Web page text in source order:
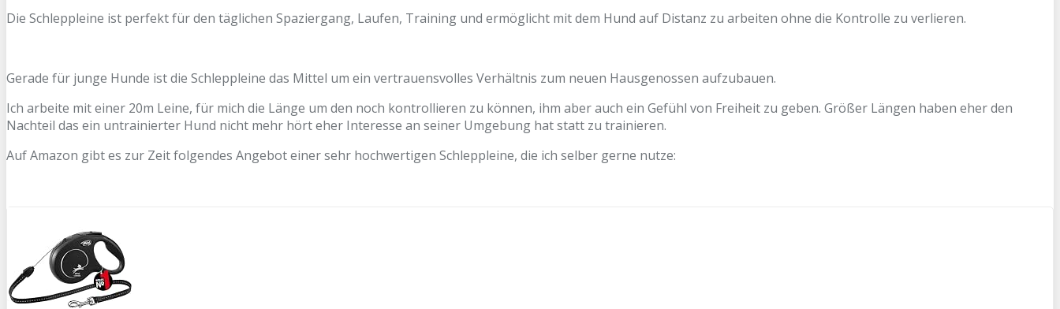
Die Schleppleine ist perfekt für den täglichen Spaziergang, Laufen, Training und ermöglicht mit dem Hund auf Distanz zu arbeiten ohne die Kontrolle zu verlieren.
Gerade für junge Hunde ist die Schleppleine das Mittel um ein vertrauensvolles Verhältnis zum neuen Hausgenossen aufzubauen.
Ich arbeite mit einer 20m Leine, für mich die Länge um den noch kontrollieren zu können, ihm aber auch ein Gefühl von Freiheit zu geben. Größer Längen haben eher den
Nachteil das ein untrainierter Hund nicht mehr hört eher Interesse an seiner Umgebung hat statt zu trainieren.
Auf Amazon gibt es zur Zeit folgendes Angebot einer sehr hochwertigen Schleppleine, die ich selber gerne nutze: